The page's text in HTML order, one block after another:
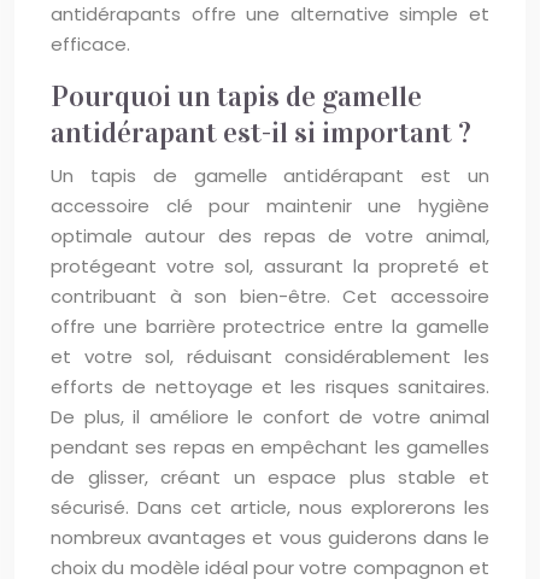
antidérapants offre une alternative simple et
efficace.
Pourquoi un tapis de gamelle
antidérapant est-il si important ?
Un tapis de gamelle antidérapant est un
accessoire clé pour maintenir une hygiène
optimale autour des repas de votre animal,
protégeant votre sol, assurant la propreté et
contribuant à son bien-être. Cet accessoire
offre une barrière protectrice entre la gamelle
et votre sol, réduisant considérablement les
efforts de nettoyage et les risques sanitaires.
De plus, il améliore le confort de votre animal
pendant ses repas en empêchant les gamelles
de glisser, créant un espace plus stable et
sécurisé. Dans cet article, nous explorerons les
nombreux avantages et vous guiderons dans le
choix du modèle idéal pour votre compagnon et